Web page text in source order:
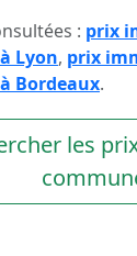
: prix
Lyon, prix
Bordeaux.
les